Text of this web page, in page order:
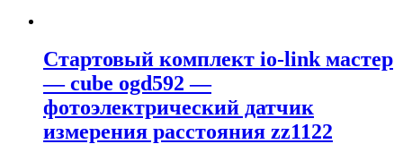
Стартовый комплект io-link мастер
— cube ogd592 —
фотоэлектрический датчик
измерения расстояния zz1122